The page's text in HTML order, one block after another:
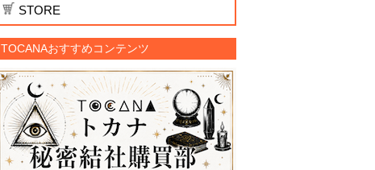
STORE
TOCANAおすすめコンテンツ